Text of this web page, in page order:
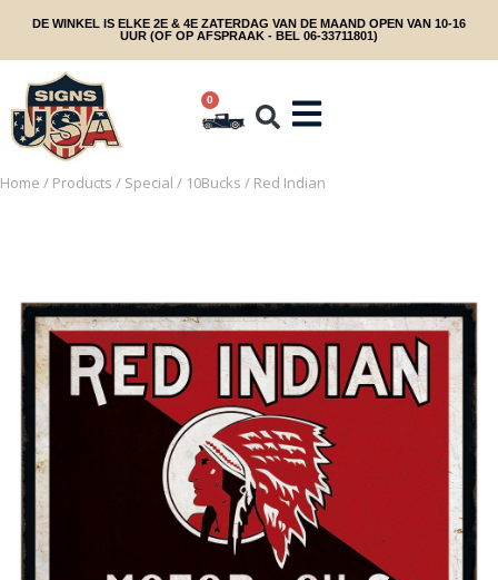
DE WINKEL IS ELKE 2E & 4E ZATERDAG VAN DE MAAND OPEN VAN 10-16
UUR (OF OP AFSPRAAK - BEL 06-33711801)
0
Home / Products / Special / 10Bucks / Red Indian